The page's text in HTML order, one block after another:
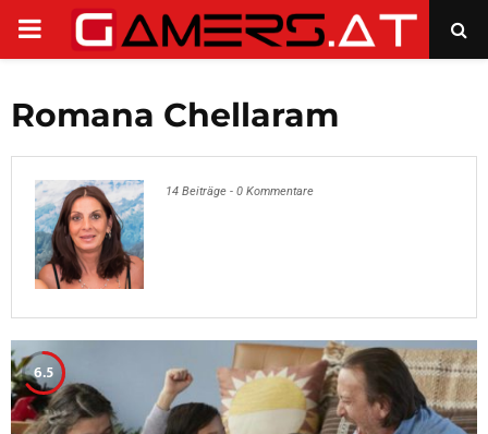
PRIMARY
Romana Chellaram
14 Beiträge - 0 Kommentare
6.5